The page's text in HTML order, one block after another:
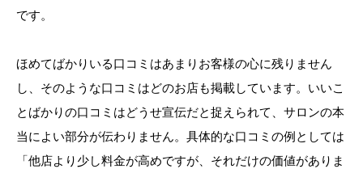
です。
ほめてばかりいる口コミはあまりお客様の心に残りません
し、そのような口コミはどのお店も掲載しています。いいこ
とばかりの口コミはどうせ宣伝だと捉えられて、サロンの本
当によい部分が伝わりません。具体的な口コミの例としては
「他店より少し料金が高めですが、それだけの価値がありま